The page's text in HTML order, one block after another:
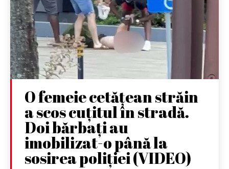
O femeie cetățean străin
a scos cuțitul în stradă.
Doi bărbați au
imobilizat-o până la
sosirea poliției (VIDEO)